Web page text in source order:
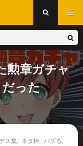
勲章ガチャ
った
ス集 ネタ枠 バズる